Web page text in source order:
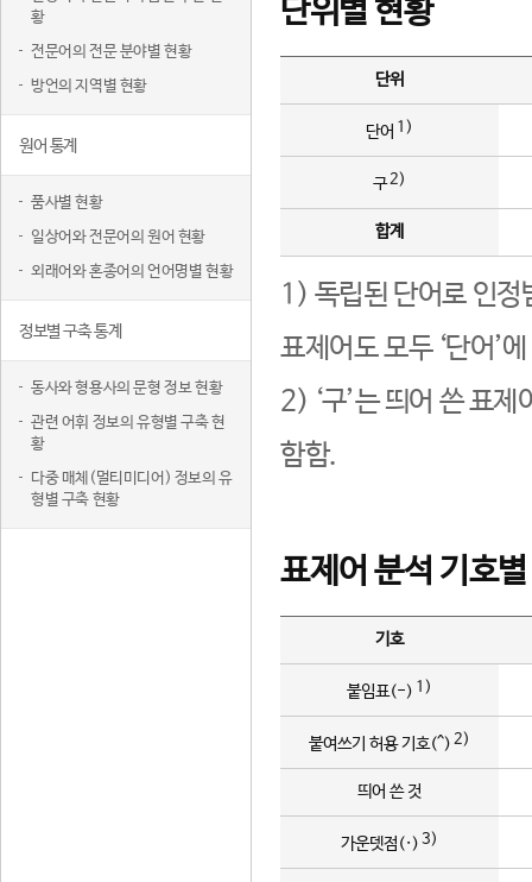
황
전문어의 전문 분야별 현황
방언의 지역별 현황
원어 통계
품사별 현황
일상어와 전문어의 원어 현황
외래어와 혼종어의 언어명별 현황
정보별 구축 통계
동사와 형용사의 문형 정보 현황
관련 어휘 정보의 유형별 구축 현
황
다중 매체(멀티미디어) 정보의 유
형별 구축 현황
단위별 현황
단위
단어 1)
구2)
합계
1) 독립된 단어로 인정
표제어도 모두 ‘단어’
2) ‘구’는 띄어 쓴 표
함함.
표제어 분석 기호
기호
붙임표(-) 1)
붙여쓰기 허용 기호(^) 2)
띄어 쓴 것
가운뎃점(·) 3)